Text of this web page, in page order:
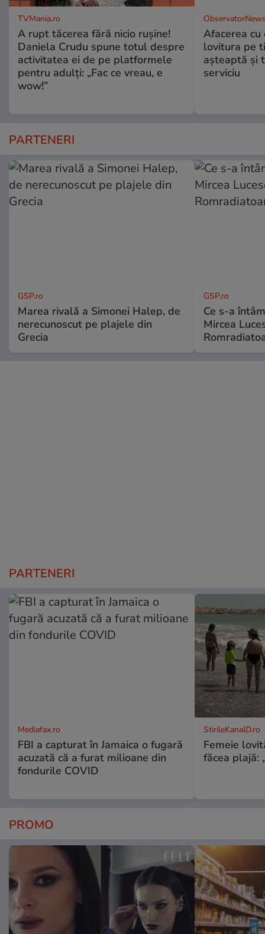
TVMania.ro
A rupt tăcerea fără nicio rușine!
Daniela Crudu spune totul despre
activitatea ei de pe platformele
pentru adulți: „Fac ce vreau, e
wow!”
Afacerea
lovitura pe
aşteaptă şi
serviciu
PARTENERI
GSP.ro
Marea rivală a Simonei Halep, de
nerecunoscut pe plajele din
Grecia
GSP.ro
Ce s-a
Mircea
PARTENERI
Mediafax.ro
FBI a capturat în Jamaica o fugară
acuzată că a furat milioane din
fondurile COVID
StirileKanalD.ro
Femeie
făcea plajă:
PROMO